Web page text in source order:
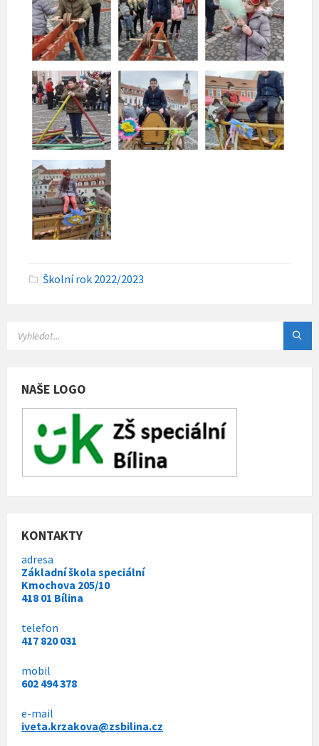
C
o
:
Školní rok 2022/2023
NAŠE LOGO
KONTAKTY
adresa
Základní škola speciální
Kmochova 205/10
418 01 Bílina
telefon
417 820 031
mobil
602 494 378
e-mail
iveta.krzakova@zsbilina.cz